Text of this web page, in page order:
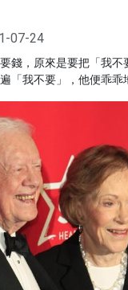
07-24
錢，原來是要把「我不
「我不要」，他便乖乖